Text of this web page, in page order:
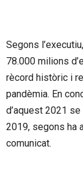
Segons
78.000 milions
rècord històric i
pandèmia. En
d’aquest 2021
2019, segons ha
comunicat.